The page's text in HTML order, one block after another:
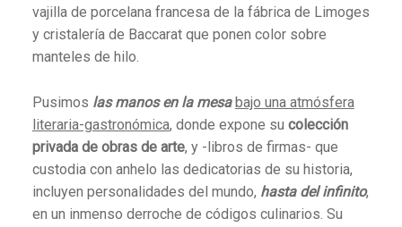
vajilla de porcelana francesa de la fábrica de Limoges
y cristalería de Baccarat que ponen color sobre
manteles de hilo.
Pusimos las manos en la mesa bajo una atmósfera
literaria-gastronómica, donde expone su colección
privada de obras de arte, y -libros de firmas- que
custodia con anhelo las dedicatorias de su historia,
incluyen personalidades del mundo, hasta del infinito,
en un inmenso derroche de códigos culinarios. Su